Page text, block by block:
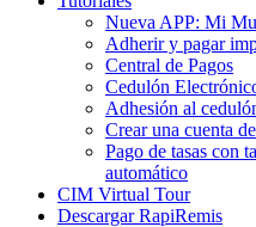
Nueva APP: Mi
Adherir y pagar
Central de Pagos
Cedulón
Adhesión al
Crear una cuenta
Pago de tasas con
automático
CIM Virtual Tour
Descargar RapiRemis